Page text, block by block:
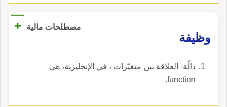
مصطلحات مالية
+
وظيفة
دالّة- العلاقة بين متغيّرات ، في الإنجليزية، هي
function.